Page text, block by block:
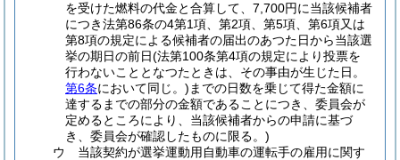
を受けた燃料の代金と合算して、7,700円に当該候補者
につき法第86条の4第1項、第2項、第5項、第6項又は
第8項の規定による候補者の届出のあつた日から当該選
挙の期日の前日(法第100条第4項の規定により投票を
行わないこととなつたときは、その事由が生じた日。
第6条において同じ。) までの日数を乗じて得た金額に
達するまでの部分の金額であることにつき、委員会が
定めるところにより、当該候補者からの申請に基づ
き、委員会が確認したものに限る。)
ウ
当該契約が選挙運動用自動車の運転手の雇用に関す